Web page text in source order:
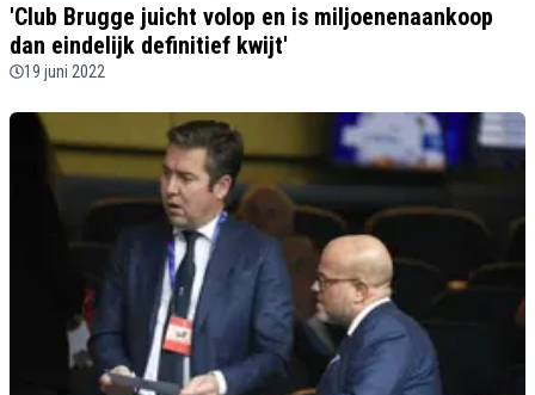
'Club Brugge juicht volop en is miljoenenaankoop
dan eindelijk definitief kwijt'
19 juni 2022